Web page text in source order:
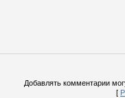
Добавлять комментарии
[